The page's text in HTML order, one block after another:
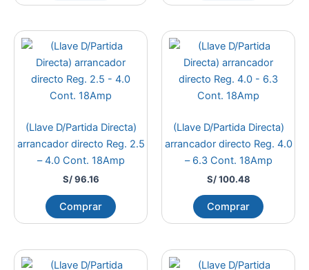
(Llave D/Partida Directa)
arrancador directo Reg. 2.5
– 4.0 Cont. 18Amp
S/96.16
Comprar
(Llave D/Partida Directa)
arrancador directo Reg. 4.0
– 6.3 Cont. 18Amp
S/100.48
Comprar